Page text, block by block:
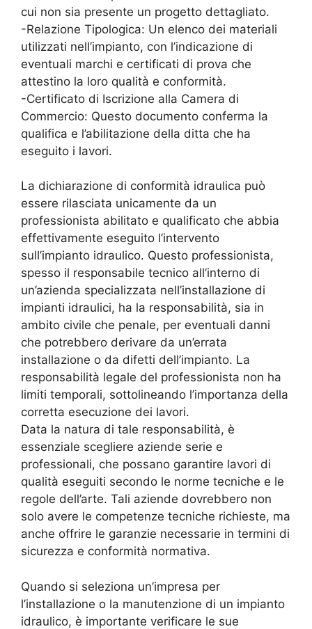
cui non sia presente un progetto dettagliato.
-Relazione Tipologica: Un elenco dei materiali
utilizzati nell’impianto, con l’indicazione di
eventuali marchi e certificati di prova che
attestino la loro qualità e conformità.
-Certificato di Iscrizione alla Camera di
Commercio: Questo documento conferma la
qualifica e l’abilitazione della ditta che ha
eseguito i lavori.
La dichiarazione di conformità idraulica può
essere rilasciata unicamente da un
professionista abilitato e qualificato che abbia
effettivamente eseguito l’intervento
sull’impianto idraulico. Questo professionista,
spesso il responsabile tecnico all’interno di
un’azienda specializzata nell’installazione di
impianti idraulici, ha la responsabilità, sia in
ambito civile che penale, per eventuali danni
che potrebbero derivare da un’errata
installazione o da difetti dell’impianto. La
responsabilità legale del professionista non ha
limiti temporali, sottolineando l’importanza della
corretta esecuzione dei lavori.
Data la natura di tale responsabilità, è
essenziale scegliere aziende serie e
professionali, che possano garantire lavori di
qualità eseguiti secondo le norme tecniche e le
regole dell’arte. Tali aziende dovrebbero non
solo avere le competenze tecniche richieste, ma
anche offrire le garanzie necessarie in termini di
sicurezza e conformità normativa.
Quando si seleziona un’impresa per
l’installazione o la manutenzione di un impianto
idraulico, è importante verificare le sue